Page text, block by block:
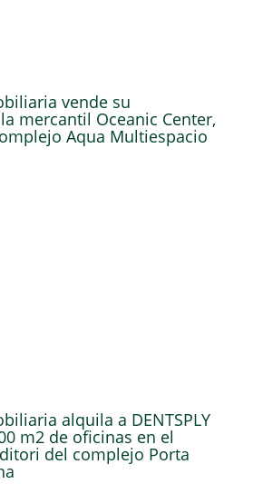
vende su
mercantil Oceanic Center,
Aqua Multiespacio
alquila a DENTSPLY
m2 de oficinas en el
del complejo Porta